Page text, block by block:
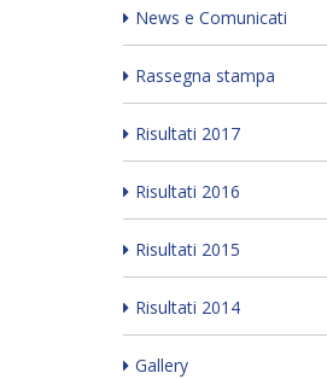
News e Comunicati
Rassegna stampa
Risultati 2017
Risultati 2016
Risultati 2015
Risultati 2014
Gallery